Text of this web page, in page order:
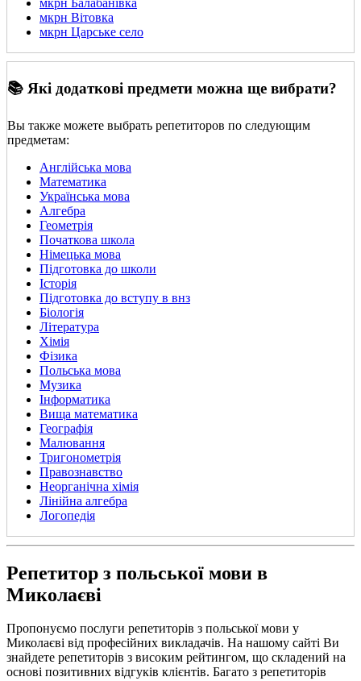
мкрн Балабанівка
мкрн Вітовка
мкрн Царське село
📚 Які додаткові предмети можна ще вибрати?
Вы также можете выбрать репетиторов по следующим
предметам:
Англійська мова
Математика
Українська мова
Алгебра
Геометрія
Початкова школа
Німецька мова
Підготовка до школи
Історія
Підготовка до вступу в внз
Біологія
Література
Хімія
Фізика
Польська мова
Музика
Інформатика
Вища математика
Географія
Малювання
Тригонометрія
Правознавство
Неорганічна хімія
Лінійна алгебра
Логопедія
Репетитор з польської мови в
Миколаєві
Пропонуємо послуги репетиторів з польської мови у
Миколаєві від професійних викладачів. На нашому сайті Ви
знайдете репетиторів з високим рейтингом, що складений на
основі позитивних відгуків клієнтів. Багато з репетиторів